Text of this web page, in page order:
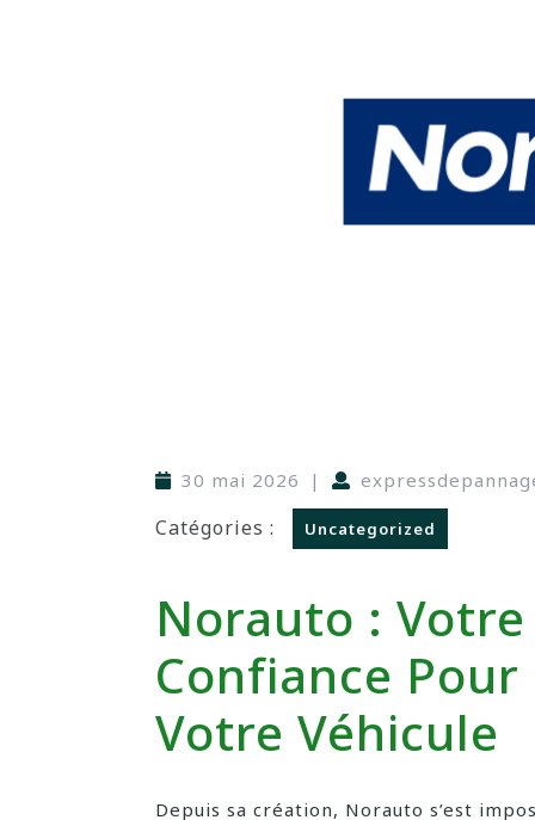
30 mai 2026 |
Catégories : Uncategorized
Norauto :
Confiance Pour
Votre Véhicule
Depuis sa création, Norauto s’est